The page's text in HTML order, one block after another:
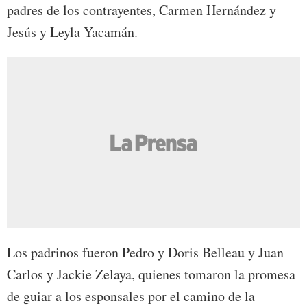
padres de los contrayentes, Carmen Hernández y
Jesús y Leyla Yacamán.
Los padrinos fueron Pedro y Doris Belleau y Juan
Carlos y Jackie Zelaya, quienes tomaron la promesa
de guiar a los esponsales por el camino de la